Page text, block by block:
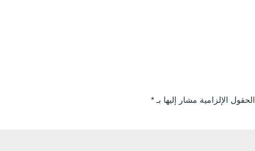
الحقول الإلزامية مشار إليها بـ *